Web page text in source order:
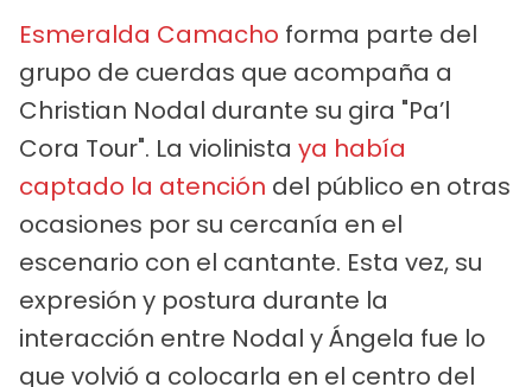
Esmeralda Camacho forma parte del
grupo de cuerdas que acompaña a
Christian Nodal durante su gira "Pa’l
Cora Tour". La violinista ya había
captado la atención del público en otras
ocasiones por su cercanía en el
escenario con el cantante. Esta vez, su
expresión y postura durante la
interacción entre Nodal y Ángela fue lo
que volvió a colocarla en el centro del